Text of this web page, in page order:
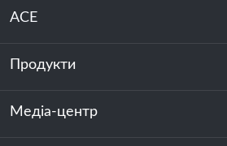
ACE
Про нас
Стійкість
Продукти
Зберігання енергії
Медіа-центр